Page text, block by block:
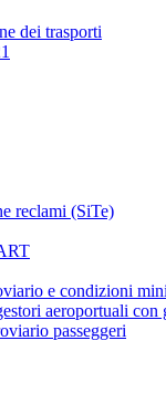
dei trasporti
reclami (SiTe)
e condizioni
aeroportuali con
passeggeri